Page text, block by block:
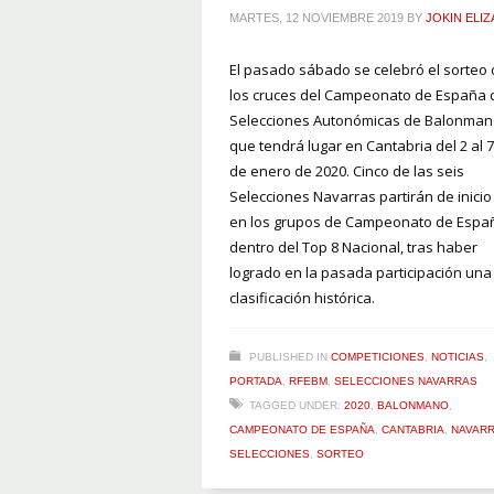
MARTES, 12 NOVIEMBRE 2019 BY JOKIN
El pasado sábado se celebró el sorteo
los cruces del Campeonato de España
Selecciones Autonómicas de
que tendrá lugar en Cantabria del 2 al 7
de enero de 2020. Cinco de las seis
Selecciones Navarras partirán de inicio
en los grupos de Campeonato de
dentro del Top 8 Nacional, tras haber
logrado en la pasada participación una
clasificación histórica.
PUBLISHED IN COMPETICIONES NOTICIAS
PORTADA
RFEBM SELECCIONES NAVARRAS
TAGGED UNDER: 2020 BALONMANO
CAMPEONATO DE ESPAÑA
CANTABRIA
SELECCIONES SORTEO